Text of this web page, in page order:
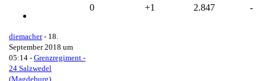
diemacher- 18.
September 2018 um
05:14 - Grenzregiment -
24 Salzwedel
(Magdeburg)
0 +1 2.847 -